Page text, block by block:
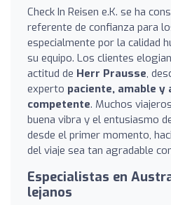
Check In Reisen e.K. se ha
referente de confianza para
especialmente por la calidad
su equipo. Los clientes
actitud de Herr Prausse,
experto paciente, amable y
competente. Muchos
buena vibra y el entusiasmo
desde el primer momento,
del viaje sea tan agradable
Especialistas en
lejanos